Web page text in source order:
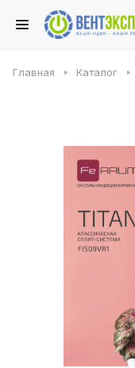
Главная Каталог